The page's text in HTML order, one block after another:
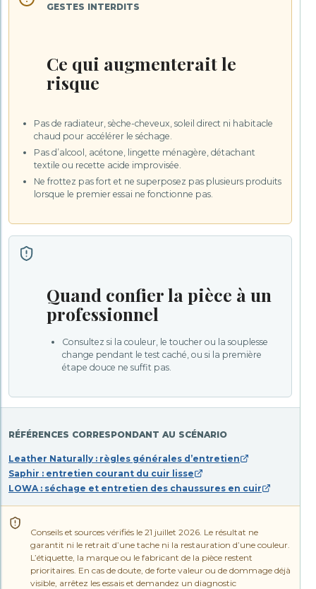
GESTES INTERDITS
Ce qui augmenterait le
risque
Pas de radiateur, sèche-cheveux, soleil direct ni habitacle
chaud pour accélérer le séchage.
Pas d’alcool, acétone, lingette ménagère, détachant
textile ou recette acide improvisée.
Ne frottez pas fort et ne superposez pas plusieurs produits
lorsque le premier essai ne fonctionne pas.
Quand confier la pièce à un
professionnel
Consultez si la couleur, le toucher ou la souplesse
change pendant le test caché, ou si la première
étape douce ne suffit pas.
RÉFÉRENCES CORRESPONDANT AU SCÉNARIO
Leather Naturally : règles générales d’entretien
Saphir : entretien courant du cuir lisse
LOWA : séchage et entretien des chaussures en cuir
Conseils et sources vérifiés le 21 juillet 2026. Le résultat ne
garantit ni le retrait d’une tache ni la restauration d’une couleur.
L’étiquette, la marque ou le fabricant de la pièce restent
prioritaires. En cas de doute, de forte valeur ou de dommage déjà
visible, arrêtez les essais et demandez un diagnostic